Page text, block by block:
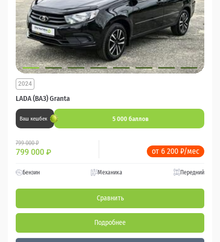
LADA (ВАЗ) Granta
2024
Ваш кешбек 5 000 баллов
799 000 ₽
799 000 ₽ от 6 200 ₽/мес
Бензин Механика Передний
Сравнить
Подробнее